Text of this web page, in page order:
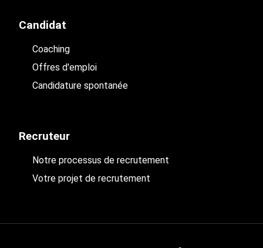
Candidat
Coaching
Offres d'emploi
Candidature spontanée
Recruteur
Notre processus de recrutement
Votre projet de recrutement